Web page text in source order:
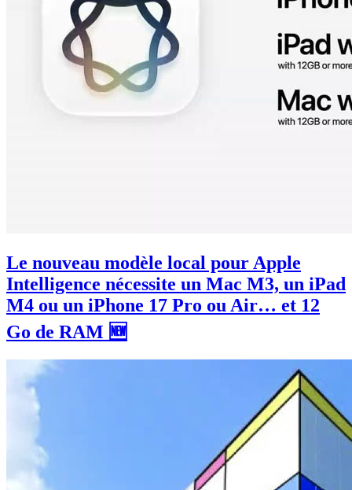
Le nouveau modèle local pour Apple
Intelligence nécessite un Mac M3, un iPad
M4 ou un iPhone 17 Pro ou Air… et 12
Go de RAM 🆕